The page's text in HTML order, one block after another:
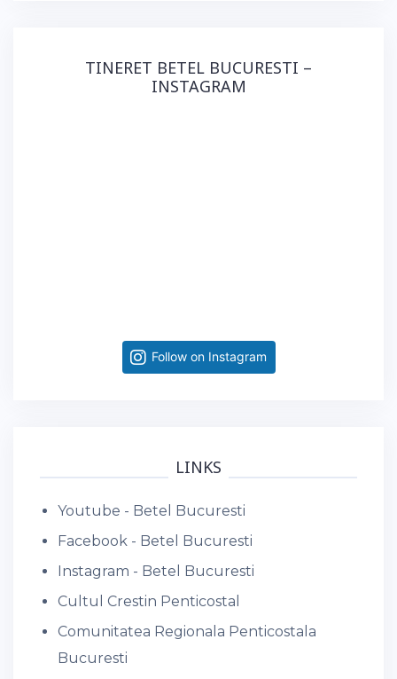
TINERET BETEL BUCURESTI –
INSTAGRAM
Follow on Instagram
LINKS
Youtube - Betel Bucuresti
Facebook - Betel Bucuresti
Instagram - Betel Bucuresti
Cultul Crestin Penticostal
Comunitatea Regionala Penticostala
Bucuresti